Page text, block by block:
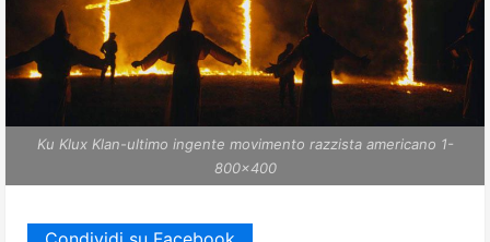
Ku Klux Klan-ultimo ingente movimento razzista americano 1-
800x400